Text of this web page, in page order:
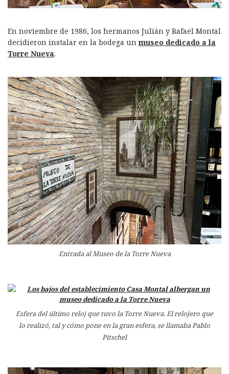
En noviembre de 1986, los hermanos Julián y Rafael Montal
decidieron instalar en la bodega unmuseo dedicado a la
Torre Nueva.
Entrada al Museo de la Torre Nueva
Esfera del último reloj que tuvo la Torre Nueva. El relojero que
lo realizó, tal y cómo pone en la gran esfera, se llamaba Pablo
Pitschel